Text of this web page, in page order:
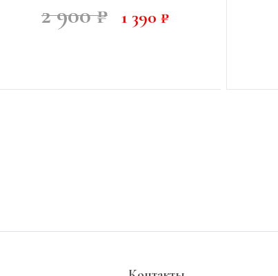
2 900 ₽ 1 390 ₽